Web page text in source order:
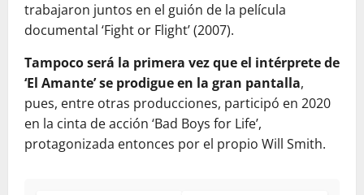
trabajaron juntos en el guión de la película
documental ‘Fight or Flight’ (2007).
Tampoco será la primera vez que el intérprete de
‘El Amante’ se prodigue en la gran pantalla,
pues, entre otras producciones, participó en 2020
en la cinta de acción ‘Bad Boys for Life’,
protagonizada entonces por el propio Will Smith.